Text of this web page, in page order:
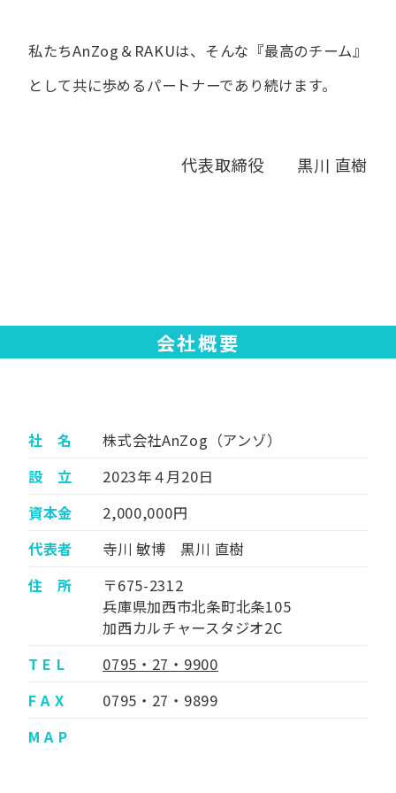
私たちAnZog＆RAKUは、​そんな​『最高の​チーム』
と​して共に​歩める​パートナーであり続けます。
代表取締役 黒川 直樹
会社概要
社 名
株式会社AnZog（アンゾ）
設 立
2023年４月20日
資本金
2,000,000円
代表者
寺川 敏博 黒川 直樹
住 所
〒675-2312
兵庫県加西市北条町北条105
加西カルチャースタジオ2C
T E L
0795・27・9900
F A X
0795・27・9899
M A P